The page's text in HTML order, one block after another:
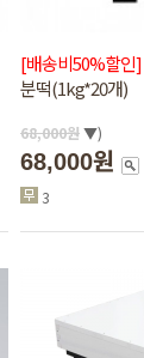
[배송비50%할인]
분떡(1kg*20개)
68,000원▼)
68,000원
3